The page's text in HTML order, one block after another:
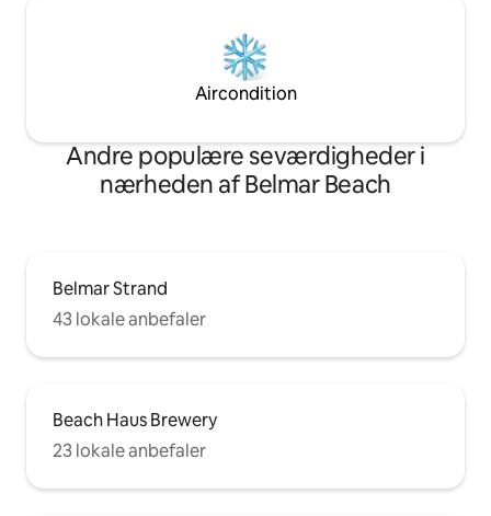
Aircondition
Andre populære seværdigheder i
nærheden af Belmar Beach
Belmar Strand
43 lokale anbefaler
Beach Haus Brewery
23 lokale anbefaler